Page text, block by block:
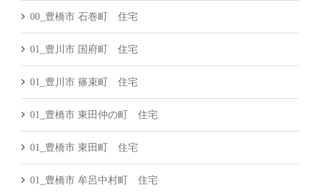
00_豊橋市 石巻町 住宅
01_豊川市 国府町 住宅
01_豊川市 篠束町 住宅
01_豊橋市 東田仲の町 住宅
01_豊橋市 東田町 住宅
01_豊橋市 牟呂中村町 住宅